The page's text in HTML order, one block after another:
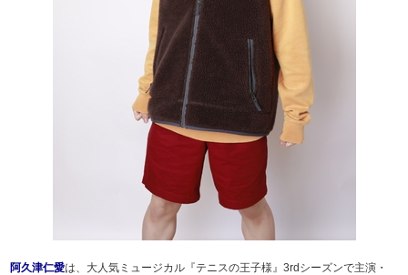
阿久津仁愛は、大人気ミュージカル『テニスの王子様』3rdシーズンで主演・